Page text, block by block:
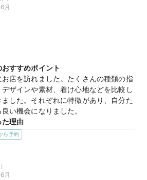
いような高いグレードのものを良心的
。
きさを重視したい方には、とてもおす
特典情報
ビとBIJOUPIKOから ¥16,000分の電子マ
月
すすめポイント
店を訪れました。たくさんの種類の指
ザインや素材、着け心地などを比較し
した。それぞれに特徴があり、自分た
い機会になりました。
た理由
、デザインが可愛らしく、普段使いし
たためです。また、男性用のデザイン
り、さりげなくおしゃれな点に魅力を
に入るデザインだったことが決め手に
ら予約
）
月